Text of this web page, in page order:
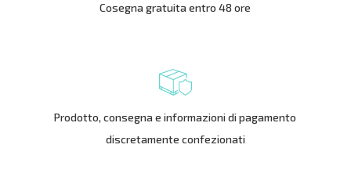
Cosegna gratuita entro 48 ore
Prodotto, consegna e informazioni di pagamento
discretamente confezionati